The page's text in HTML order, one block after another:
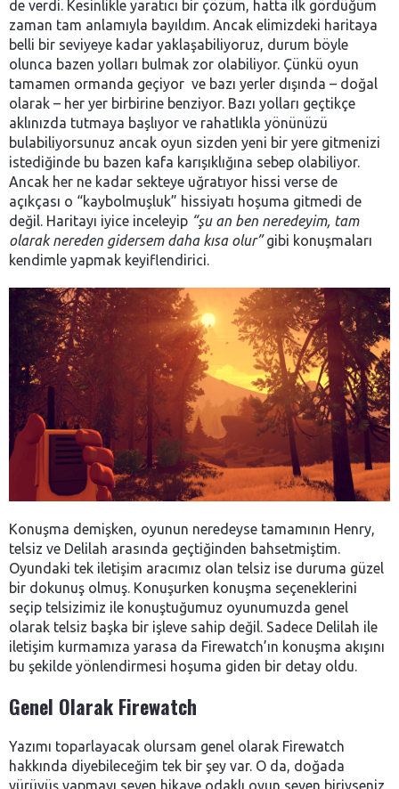
de verdi. Kesinlikle yaratıcı bir çözüm, hatta ilk gördüğüm
zaman tam anlamıyla bayıldım. Ancak elimizdeki haritaya
belli bir seviyeye kadar yaklaşabiliyoruz, durum böyle
olunca bazen yolları bulmak zor olabiliyor. Çünkü oyun
tamamen ormanda geçiyor ve bazı yerler dışında – doğal
olarak – her yer birbirine benziyor. Bazı yolları geçtikçe
aklınızda tutmaya başlıyor ve rahatlıkla yönünüzü
bulabiliyorsunuz ancak oyun sizden yeni bir yere gitmenizi
istediğinde bu bazen kafa karışıklığına sebep olabiliyor.
Ancak her ne kadar sekteye uğratıyor hissi verse de
açıkçası o “kaybolmuşluk” hissiyatı hoşuma gitmedi de
değil. Haritayı iyice inceleyip “şu an ben neredeyim, tam
olarak nereden gidersem daha kısa olur”gibi konuşmaları
kendimle yapmak keyiflendirici.
Konuşma demişken, oyunun neredeyse tamamının Henry,
telsiz ve Delilah arasında geçtiğinden bahsetmiştim.
Oyundaki tek iletişim aracımız olan telsiz ise duruma güzel
bir dokunuş olmuş. Konuşurken konuşma seçeneklerini
seçip telsizimiz ile konuştuğumuz oyunumuzda genel
olarak telsiz başka bir işleve sahip değil. Sadece Delilah ile
iletişim kurmamıza yarasa da Firewatch’ın konuşma akışını
bu şekilde yönlendirmesi hoşuma giden bir detay oldu.
Genel Olarak Firewatch
Yazımı toparlayacak olursam genel olarak Firewatch
hakkında diyebileceğim tek bir şey var. O da, doğada
yürüyüş yapmayı seven hikaye odaklı oyun seven biriyseniz